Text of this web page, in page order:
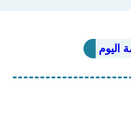
اليوم